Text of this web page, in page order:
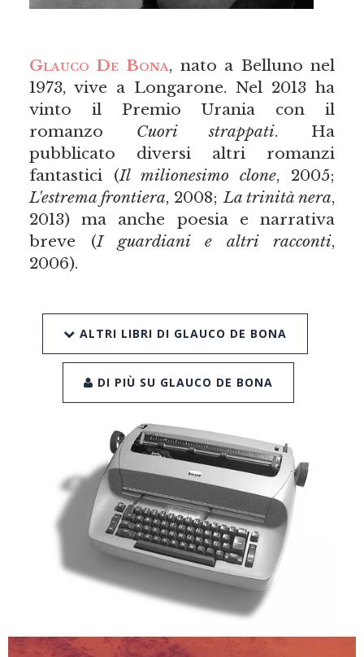
Glauco De Bona, nato a Belluno nel
1973, vive a Longarone. Nel 2013 ha
vinto il Premio Urania con il
romanzo Cuori strappati. Ha
pubblicato diversi altri romanzi
fantastici (Il milionesimo clone, 2005;
L'estrema frontiera, 2008; La trinità nera,
2013) ma anche poesia e narrativa
breve (I guardiani e altri racconti,
2006).
ALTRI LIBRI DI GLAUCO DE BONA
DI PIÙ SU GLAUCO DE BONA